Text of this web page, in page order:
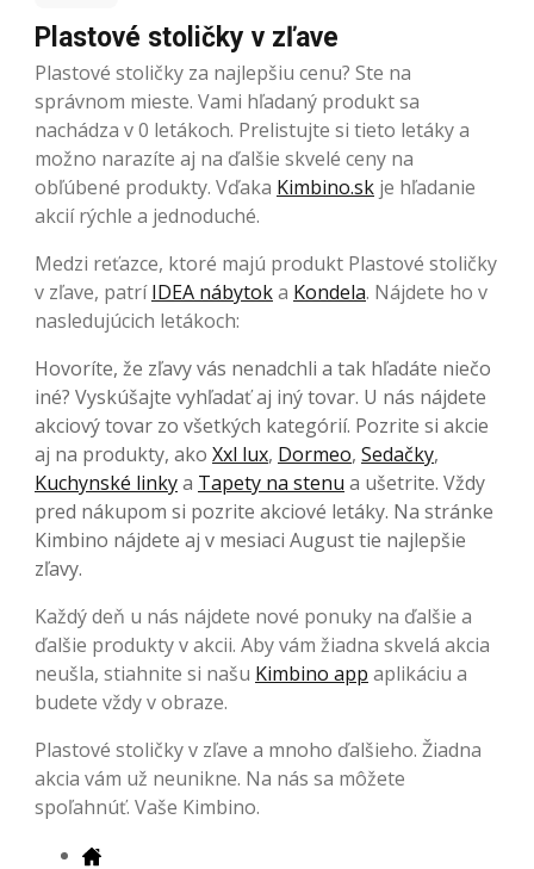
Plastové stoličky v zľave
Plastové stoličky za najlepšiu cenu? Ste na
správnom mieste. Vami hľadaný produkt sa
nachádza v 0 letákoch. Prelistujte si tieto letáky a
možno narazíte aj na ďalšie skvelé ceny na
obľúbené produkty. Vďaka Kimbino.sk je hľadanie
akcií rýchle a jednoduché.
Medzi reťazce, ktoré majú produkt Plastové stoličky
v zľave, patríIDEA nábytoka Kondela. Nájdete ho v
nasledujúcich letákoch:
Hovoríte, že zľavy vás nenadchli a tak hľadáte niečo
iné? Vyskúšajte vyhľadať aj iný tovar. U nás nájdete
akciový tovar zo všetkých kategórií. Pozrite si akcie
aj na produkty, ako Xxl lux, Dormeo, Sedačky,
Kuchynské linkya Tapety na stenu a ušetrite. Vždy
pred nákupom si pozrite akciové letáky. Na stránke
Kimbino nájdete aj v mesiaci August tie najlepšie
zľavy.
Každý deň u nás nájdete nové ponuky na ďalšie a
ďalšie produkty v akcii. Aby vám žiadna skvelá akcia
neušla, stiahnite si našu Kimbino app aplikáciu a
budete vždy v obraze.
Plastové stoličky v zľave a mnoho ďalšieho. Žiadna
akcia vám už neunikne. Na nás sa môžete
spoľahnúť. Vaše Kimbino.